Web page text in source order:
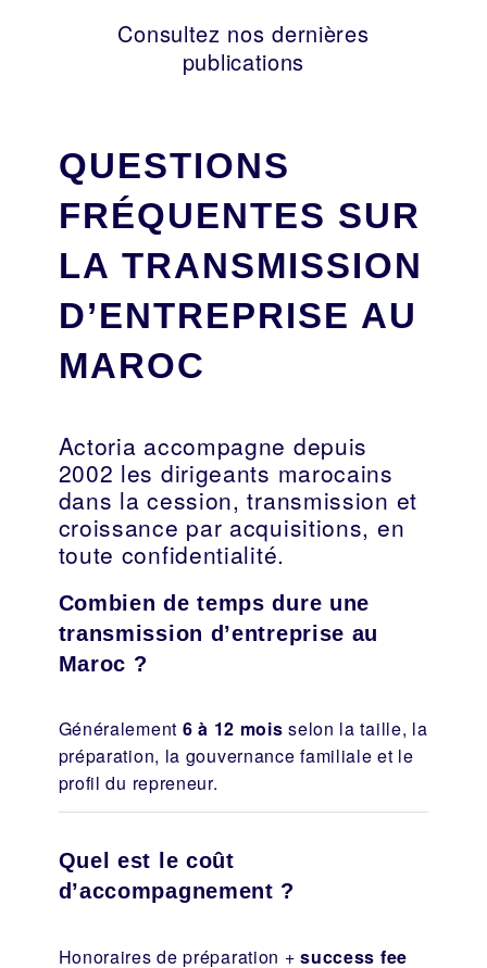
Consultez nos dernières
publications
QUESTIONS
FRÉQUENTES SUR
LA TRANSMISSION
D’ENTREPRISE AU
MAROC
Actoria accompagne depuis
2002 les dirigeants marocains
dans la cession, transmission et
croissance par acquisitions, en
toute confidentialité.
Combien de temps dure une
transmission d’entreprise au
Maroc ?
Généralement 6 à 12 mois selon la taille, la
préparation, la gouvernance familiale et le
profil du repreneur.
Quel est le coût
d’accompagnement ?
Honoraires de préparation +success fee